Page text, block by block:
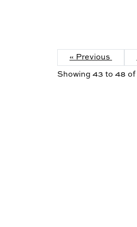
« Previous
Showing 43 to 48 of